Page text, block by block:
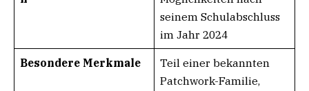
seinem Schulabschluss
im Jahr 2024
Besondere Merkmale
Teil einer bekannten
Patchwork-Familie,